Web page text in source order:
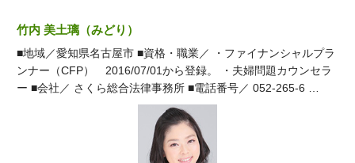
竹内 美土璃（みどり）
■地域／愛知県名古屋市 ■資格・職業／ ・ファイナンシャルプラ
ンナー（CFP） 2016/07/01から登録。 ・夫婦問題カウンセラ
ー ■会社／ さくら総合法律事務所 ■電話番号／ 052-265-6 …